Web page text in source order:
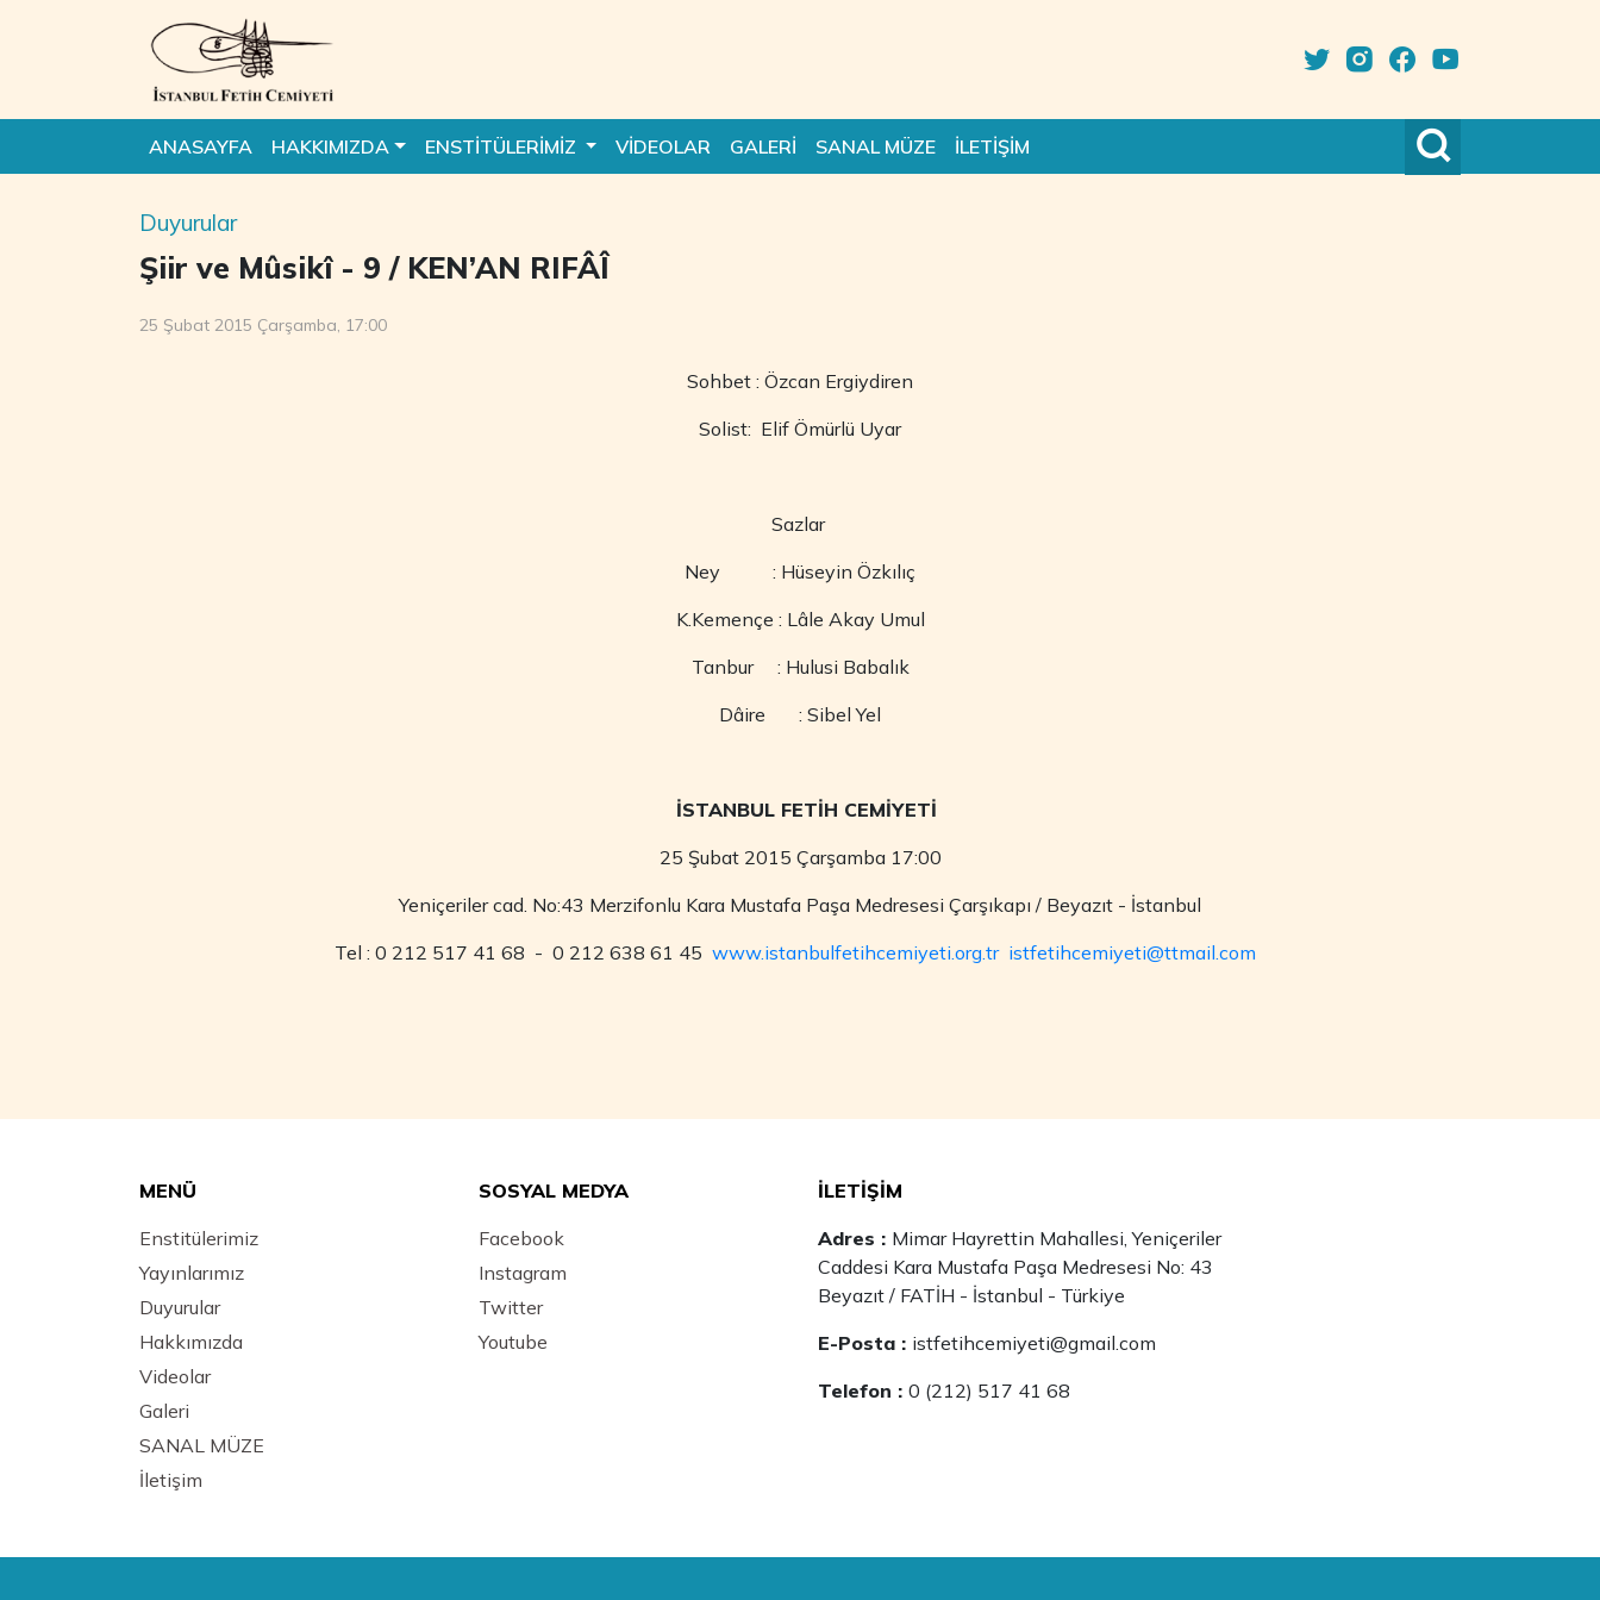
ANASAYFA HAKKIMIZDA ENSTİTÜLERİMİZ VİDEOLAR GALERİ SANAL MÜZE İLETİŞİM
Duyurular
Şiir ve Mûsikî - 9 / KEN’AN RIFÂÎ
25 Şubat 2015 Çarşamba, 17:00
Sohbet : Özcan Ergiydiren
Solist: Elif Ömürlü Uyar
Sazlar
Ney : Hüseyin Özkılıç
K.Kemençe : Lâle Akay Umul
Tanbur : Hulusi Babalık
Dâire : Sibel Yel
İSTANBUL FETİH CEMİYETİ
25 Şubat 2015 Çarşamba 17:00
Yeniçeriler cad. No:43 Merzifonlu Kara Mustafa Paşa Medresesi Çarşıkapı / Beyazıt - İstanbul
Tel : 0 212 517 41 68 - 0 212 638 61 45 www.istanbulfetihcemiyeti.org.tr istfetihcemiyeti@ttmail.com
MENÜ
Enstitülerimiz
Yayınlarımız
Duyurular
Hakkımızda
Videolar
Galeri
SANAL MÜZE
İletişim
SOSYAL MEDYA
Facebook
Instagram
Twitter
Youtube
İLETİŞİM
Adres : Mimar Hayrettin Mahallesi, Yeniçeriler
Caddesi Kara Mustafa Paşa Medresesi No: 43
Beyazıt / FATİH - İstanbul - Türkiye
E-Posta : istfetihcemiyeti@gmail.com
Telefon : 0 (212) 517 41 68